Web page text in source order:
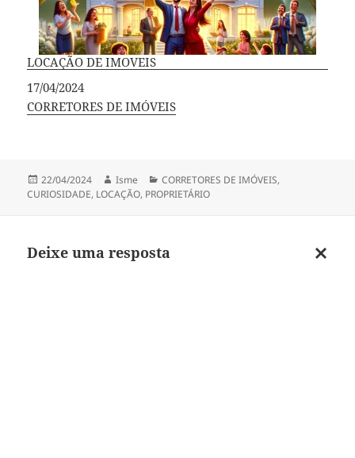
LOCAÇÃO DE IMOVEIS
Data
17/04/2024
Em relação a
CORRETORES DE IMÓVEIS
Publicado
em
22/04/2024 Autor
Isme Categorias
CORRETORES DE IMÓVEIS,
CURIOSIDADE, LOCAÇÃO, PROPRIETÁRIO
Deixe uma resposta